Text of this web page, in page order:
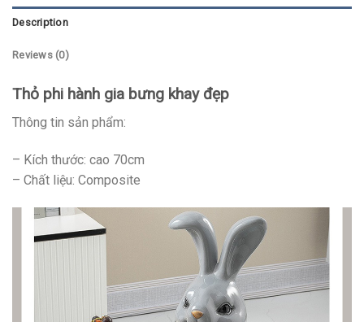
Description
Reviews (0)
Thỏ phi hành gia bưng khay đẹp
Thông tin sản phẩm:
– Kích thước: cao 70cm
– Chất liệu: Composite